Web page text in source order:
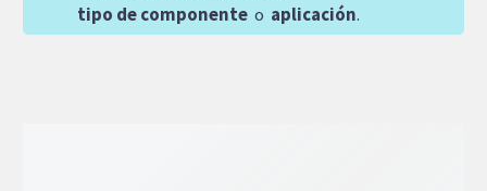
tipo de componente o aplicación.